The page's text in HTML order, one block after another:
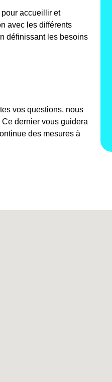
accueillir et
avec les différents
définissant les besoins
vos questions, nous
dernier vous guidera
des mesures à